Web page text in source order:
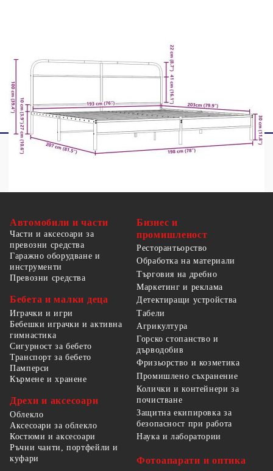
Автомобили и части
Части и аксесоари за
превозни средства
Гаражно оборудване и
инструменти
Превозни средства
Бебета и малки деца
Играчки и игри
Бебешки играчки и активна
гимнастика
Сигурност за бебето
Транспорт за бебето
Памперси
Кърмене и хранене
Дрехи и аксесоари
Облекло
Аксесоари за облекло
Костюми и аксесоари
Ръчни чанти, портфейли и
куфари
Бизнес и
промишленост
Ресторантьорство
Обработка на материали
Търговия на дребно
Маркетинг и реклама
Детектиращи устройства
Табели
Агрикултура
Горско стопанство и
дърводобив
Фризьорство и козметика
Промишлено съхранение
Колички и контейнери за
почистване
Защитна екипировка за
безопасност при работа
Наука и лаборатории
Фотоапарати и оптика